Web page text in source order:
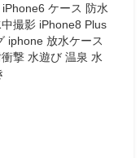
ケース 防水
撮影 iPhone8 Plus
iphone 放水ケース
撃 水遊び 温泉 水